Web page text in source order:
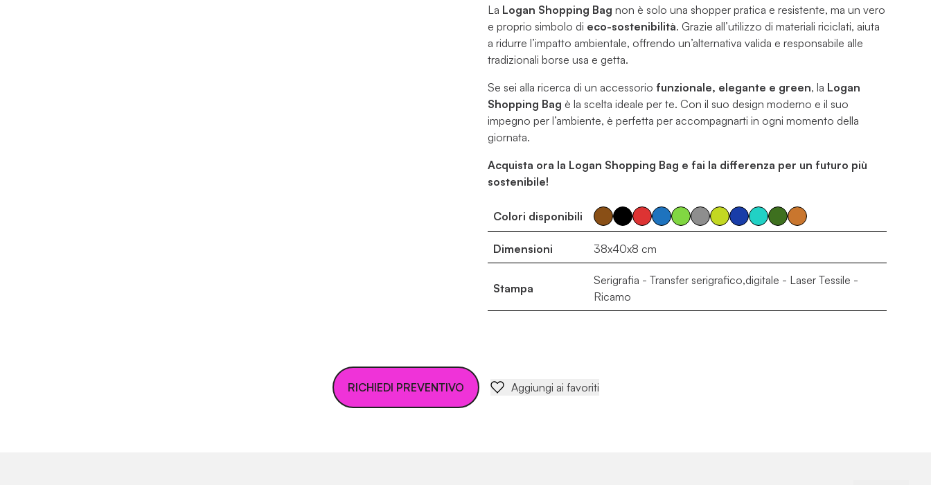
La Logan Shopping Bag non è solo una shopper pratica e resistente, ma un vero
e proprio simbolo di eco-sostenibilità. Grazie all’utilizzo di materiali riciclati, aiuta
a ridurre l’impatto ambientale, offrendo un’alternativa valida e responsabile alle
tradizionali borse usa e getta.
Se sei alla ricerca di un accessorio funzionale, elegante e green, la Logan
Shopping Bag è la scelta ideale per te. Con il suo design moderno e il suo
impegno per l’ambiente, è perfetta per accompagnarti in ogni momento della
giornata.
Acquista ora la Logan Shopping Bag e fai la differenza per un futuro più
sostenibile!
Colori disponibili
Dimensioni 38x40x8 cm
Stampa
Serigrafia - Transfer serigrafico,digitale - Laser Tessile -
Ricamo
RICHIEDI PREVENTIVO Aggiungi ai favoriti